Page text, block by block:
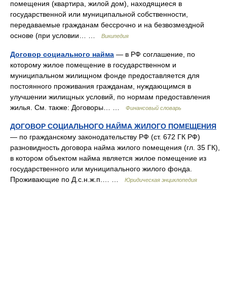
помещения (квартира, жилой дом), находящиеся в
государственной или муниципальной собственности,
передаваемые гражданам бессрочно и на безвозмездной
основе (при условии… …
Википедия
Договор социального найма — в РФ соглашение, по
которому жилое помещение в государственном и
муниципальном жилищном фонде предоставляется для
постоянного проживания гражданам, нуждающимся в
улучшении жилищных условий, по нормам предоставления
жилья. См. также: Договоры… …
Финансовый словарь
ДОГОВОР СОЦИАЛЬНОГО НАЙМА ЖИЛОГО ПОМЕЩЕНИЯ
— по гражданскому законодательству РФ (ст. 672 ГК РФ)
разновидность договора найма жилого помещения (гл. 35 ГК),
в котором объектом найма является жилое помещение из
государственного или муниципального жилого фонда.
Проживающие по Д.с.н.ж.п.… …
Юридическая энциклопедия